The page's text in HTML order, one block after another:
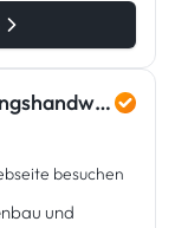
Kutten Alain D'Gestaltungshandwierker
besuchen
und